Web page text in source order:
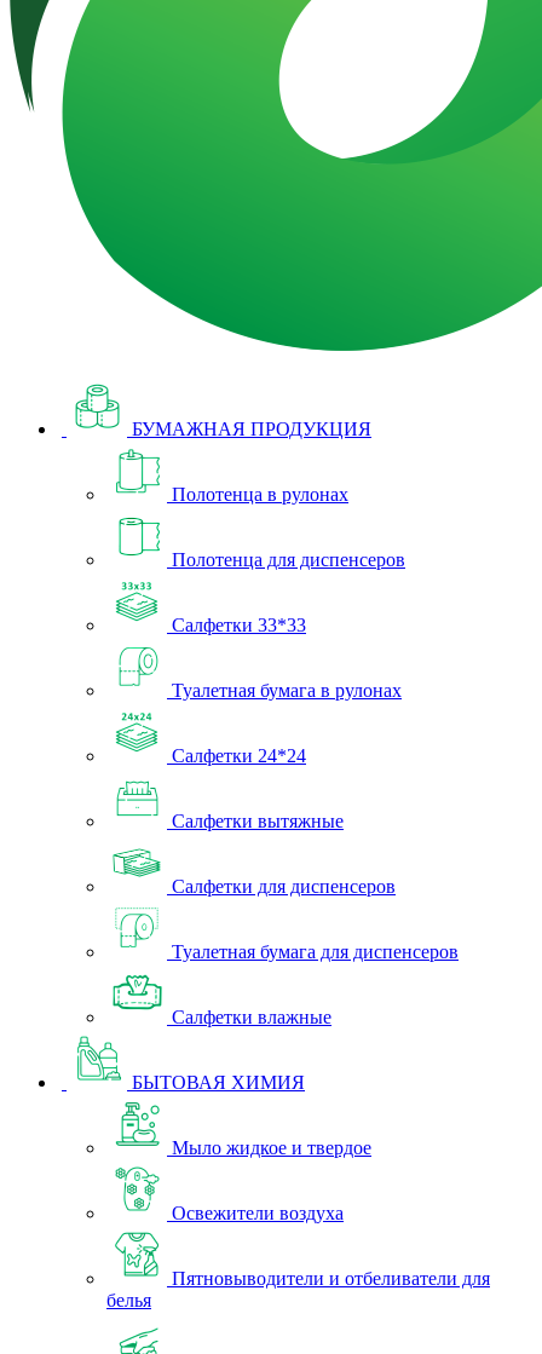
БУМАЖНАЯ ПРОДУКЦИЯ
Полотенца в рулонах
Полотенца для диспенсеров
Салфетки 33*33
Туалетная бумага в рулонах
Салфетки 24*24
Салфетки вытяжные
Салфетки для диспенсеров
Туалетная бумага для диспенсеров
Салфетки влажные
БЫТОВАЯ ХИМИЯ
Мыло жидкое и твердое
Освежители воздуха
Пятновыводители и отбеливатели для
белья